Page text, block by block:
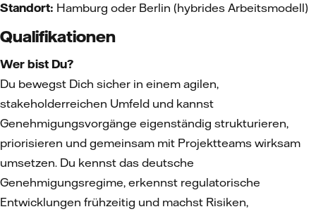
Standort: Hamburg oder Berlin (hybrides Arbeitsmodell)
Qualifikationen
Wer bist Du?
Du bewegst Dich sicher in einem agilen,
stakeholderreichen Umfeld und kannst
Genehmigungsvorgänge eigenständig strukturieren,
priorisieren und gemeinsam mit Projektteams wirksam
umsetzen. Du kennst das deutsche
Genehmigungsregime, erkennst regulatorische
Entwicklungen frühzeitig und machst Risiken,